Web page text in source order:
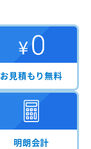
お見積もり無料
明朗会計